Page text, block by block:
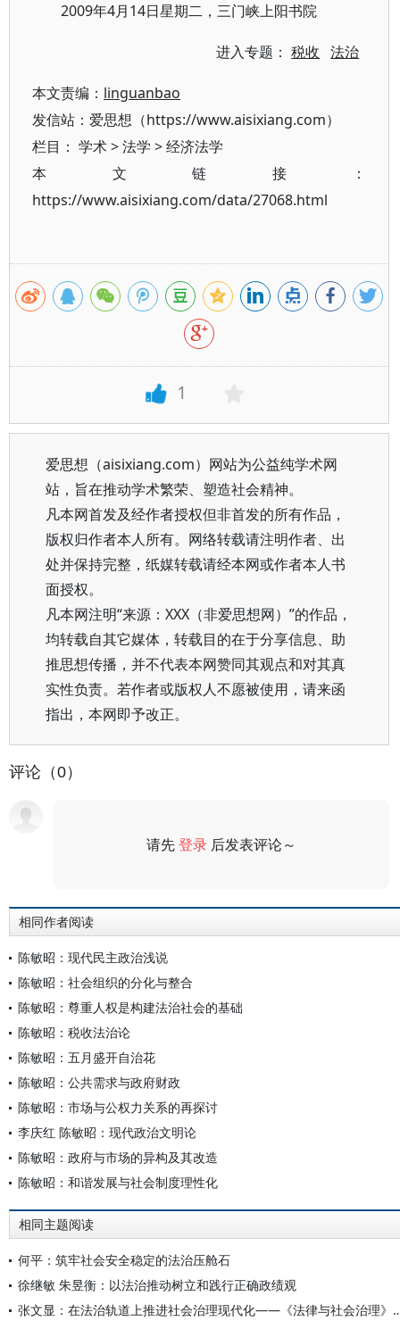
2009年4月14日星期二，三门峡上阳书院
进入专题：税收 法治
本文责编： linguanbao
发信站：爱思想（https://www.aisixiang.com）
栏目： 学术>法学 >经济法学
本文链接：
https://www.aisixiang.com/data/27068.html
1
爱思想（aisixiang.com）网站为公益纯学术网
站，旨在推动学术繁荣、塑造社会精神。
凡本网首发及经作者授权但非首发的所有作品，
版权归作者本人所有。网络转载请注明作者、出
处并保持完整，纸媒转载请经本网或作者本人书
面授权。
凡本网注明“来源：XXX（非爱思想网）”的作品，
均转载自其它媒体，转载目的在于分享信息、助
推思想传播，并不代表本网赞同其观点和对其真
实性负责。若作者或版权人不愿被使用，请来函
指出，本网即予改正。
评论（0）
请先登录 后发表评论～
相同作者阅读
陈敏昭：现代民主政治浅说
陈敏昭：社会组织的分化与整合
陈敏昭：尊重人权是构建法治社会的基础
陈敏昭：税收法治论
陈敏昭：五月盛开自治花
陈敏昭：公共需求与政府财政
陈敏昭：市场与公权力关系的再探讨
李庆红 陈敏昭：现代政治文明论
陈敏昭：政府与市场的异构及其改造
陈敏昭：和谐发展与社会制度理性化
相同主题阅读
何平：筑牢社会安全稳定的法治压舱石
徐继敏 朱昱衡：以法治推动树立和践行正确政绩观
张文显：在法治轨道上推进社会